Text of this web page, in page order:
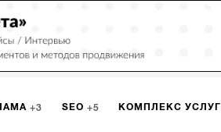
3 SEO 5 КОМПЛЕКС УСЛУГ